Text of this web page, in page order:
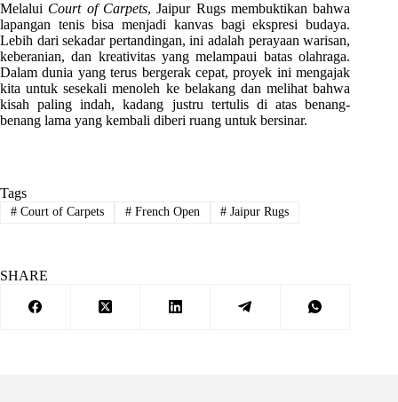
Melalui Court of Carpets, Jaipur Rugs membuktikan bahwa
lapangan tenis bisa menjadi kanvas bagi ekspresi budaya.
Lebih dari sekadar pertandingan, ini adalah perayaan warisan,
keberanian, dan kreativitas yang melampaui batas olahraga.
Dalam dunia yang terus bergerak cepat, proyek ini mengajak
kita untuk sesekali menoleh ke belakang dan melihat bahwa
kisah paling indah, kadang justru tertulis di atas benang-
benang lama yang kembali diberi ruang untuk bersinar.
Tags
#Court of Carpets #French Open # Jaipur Rugs
SHARE